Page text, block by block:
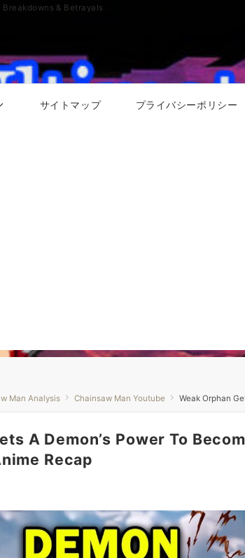
& Betrayals
サイトマップ プライバシーポリシー
Man Analysis Chainsaw Man Youtube Weak Orphan
A Demon’s Power To
Recap